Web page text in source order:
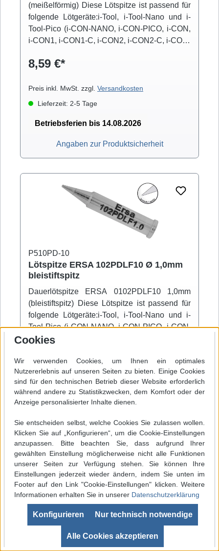
(meißelförmig) Diese Lötspitze ist passend für
folgende Lötgeräte:i-Tool, i-Tool-Nano und i-
Tool-Pico (i-CON-NANO, i-CON-PICO, i-CON,
i-CON1, i-CON1-C, i-CON2, i-CON2-C, i-CON-
8,59 €*
Preis inkl. MwSt. zzgl. Versandkosten
Lieferzeit: 2-5 Tage
Betriebsferien bis 14.08.2026
Angaben zur Produktsicherheit
P510PD-10
Lötspitze ERSA 102PDLF10 Ø 1,0mm
bleistiftspitz
Dauerlötspitze ERSA 0102PDLF10 1,0mm
(bleistiftspitz) Diese Lötspitze ist passend für
folgende Lötgeräte:i-Tool, i-Tool-Nano und i-
Tool-Pico (i-CON-NANO, i-CON-PICO, i-CON,
i-CON1, i-CON1-C, i-CON2, i-CON2-C, i-CON-
8,59 €*
Preis inkl. MwSt. zzgl.Versandkosten
Lieferzeit: 2-5 Tage
Betriebsferien bis 14.08.2026
Angaben zur Produktsicherheit
Werkzeugleiste anzeigen
Cookies
Wir verwenden Cookies, um Ihnen ein optimales
Nutzererlebnis auf unseren Seiten zu bieten. Einige Cookies
sind für den technischen Betrieb dieser Website erforderlich
während andere zu Statistikzwecken, dem Komfort oder der
Anzeige personalisierter Inhalte dienen.
Sie entscheiden selbst, welche Cookies Sie zulassen wollen.
Klicken Sie auf „Konfigurieren“, um die Cookie-Einstellungen
anzupassen. Bitte beachten Sie, dass aufgrund Ihrer
gewählten Einstellung möglicherweise nicht alle Funktionen
unserer Seiten zur Verfügung stehen. Sie können Ihre
Einstellungen jederzeit wieder ändern, indem Sie unten im
Footer auf den Link "Cookie-Einstellungen" klicken. Weitere
Informationen erhalten Sie in unserer Datenschutzerklärung
Nur technisch notwendige
Konfigurieren
Alle Cookies akzeptieren
SEHR GUT
Bewertungen bei: ebay.de, shopvote.de ⓘ
Informationen zur Echtheit der Bewertungen